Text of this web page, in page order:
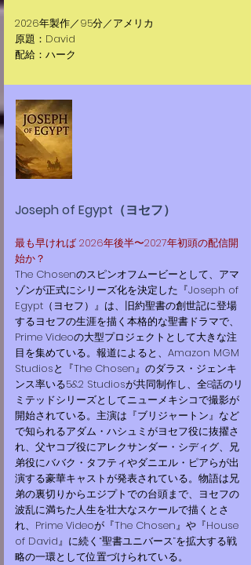
2026年製作／95分／アメリカ
原題：David
配給：ハーク
Joseph of Egypt（ヨセフ）
最も早ければ 2026年後半〜2027年初頭の配信開
始か？
​The Chosenのスピンオフムービーとして、アマ
ゾンが正式にシリーズ化を決定した『Joseph of
Egypt（ヨセフ）』は、旧約聖書の創世記に登場
するヨセフの生涯を描く本格的な聖書ドラマで、
Prime Videoの大型プロジェクトとして大きな注
目を集めている。報道によると、Amazon MGM
Studiosと『The Chosen』のダラス・ジェンキ
ンス率いる5&2 Studiosが共同制作し、全8話のリ
ミテッドシリーズとしてニューメキシコで撮影が
開始されている。主演は『ブリジャートン』など
で知られるアダム・ハシュミがヨセフ役に抜擢さ
れ、父ヤコブ役にアレクサンダー・シディグ、兄
弟役にババク・タフティやダニエル・ピアらが出
演する豪華キャストが発表されている。物語は兄
弟の裏切りからエジプトでの台頭まで、ヨセフの
波乱に満ちた人生を壮大なスケールで描くとさ
れ、Prime Videoが『The Chosen』や『House
of David』に続く“聖書ユニバース”を拡大する戦
略の一環として位置づけられている。